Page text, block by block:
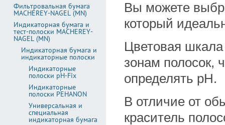
Вы можете
который
Цветовая шкала
зонам полосок,
определять pH.
В отличие от
краситель
Фильтровальная бумага
MACHEREY-NAGEL (MN)
Индикаторная бумага и
тест-полоски MACHEREY-
NAGEL (MN)
Индикаторная бумага и
индикаторные полоски
Индикаторные
полоски pH-Fix
Индикаторные
полоски PEHANON
Универсальная и
специальная
индикаторная бумага